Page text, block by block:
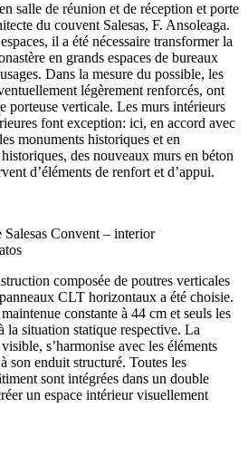
salle de réunion et de réception et porte
du couvent Salesas, F. Ansoleaga.
il a été nécessaire transformer la
en grands espaces de bureaux
Dans la mesure du possible, les
légèrement renforcés, ont
porteuse verticale. Les murs intérieurs
font exception: ici, en accord avec
monuments historiques et en
des nouveaux murs en béton
d’éléments de renfort et d’appui.
Convent – interior
composée de poutres verticales
CLT horizontaux a été choisie.
constante à 44 cm et seuls les
la situation statique respective. La
s’harmonise avec les éléments
son enduit structuré. Toutes les
sont intégrées dans un double
un espace intérieur visuellement